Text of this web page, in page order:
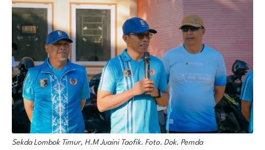
Sekda Lombok Timur, H.M Juaini Taofik. Foto. Dok. Pemda